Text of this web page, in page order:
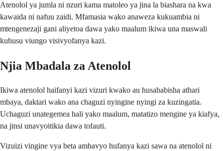
Atenolol ya jumla ni nzuri kama matoleo ya jina la biashara na kwa
kawaida ni nafuu zaidi. Mfamasia wako anaweza kukuambia ni
mtengenezaji gani aliyetoa dawa yako maalum ikiwa una maswali
kuhusu viungo visivyofanya kazi.
Njia Mbadala za Atenolol
Ikiwa atenolol haifanyi kazi vizuri kwako au husababisha athari
mbaya, daktari wako ana chaguzi nyingine nyingi za kuzingatia.
Uchaguzi unategemea hali yako maalum, matatizo mengine ya kiafya,
na jinsi unavyoitikia dawa tofauti.
Vizuizi vingine vya beta ambavyo hufanya kazi sawa na atenolol ni